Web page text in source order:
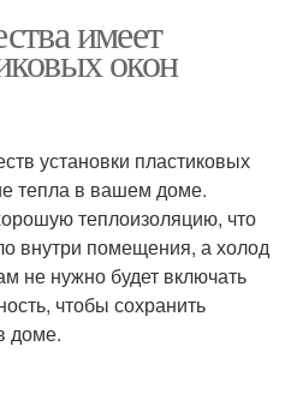
имеет
окон
установки пластиковых
тепла в вашем доме.
теплоизоляцию, что
внутри помещения, а холод
не нужно будет включать
чтобы сохранить
доме.